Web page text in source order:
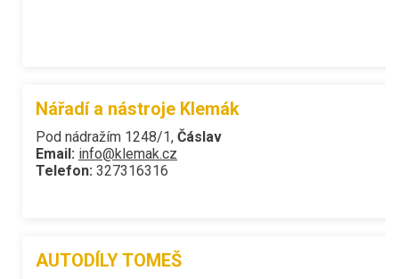
Nářadí a nástroje Klemák
Pod nádražím 1248/1, Čáslav
Email: info@klemak.cz
Telefon: 327316316
AUTODÍLY TOMEŠ